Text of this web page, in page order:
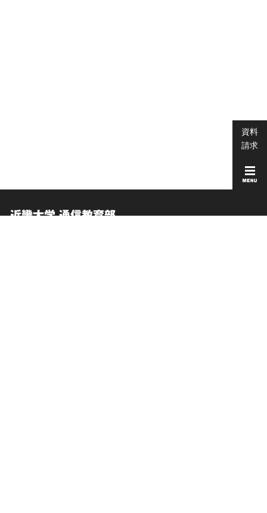
資料
請求
近畿大学 通信教育部